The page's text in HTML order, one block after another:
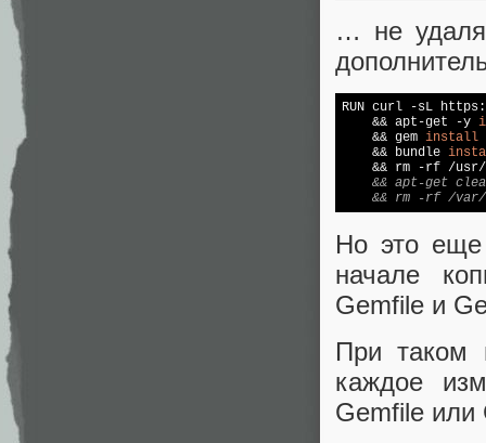
… не
RUN curl -sL
    && apt-get -y
    && gem
install
    && bundle
    && rm -rf /usr/
&& apt-get
&& rm -rf /
Но это
начале
Gemfile и
При таком
каждое
Gemfile или